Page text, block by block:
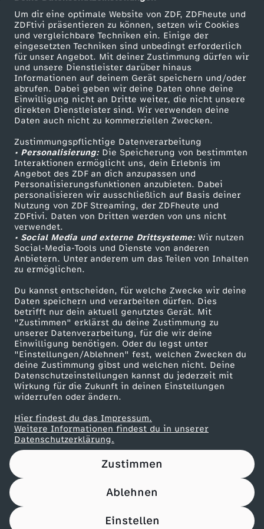
Um dir eine optimale Website von ZDF, ZDFheute und
ZDFtivi präsentieren zu können, setzen wir Cookies
und vergleichbare Techniken ein. Einige der
eingesetzten Techniken sind unbedingt erforderlich
für unser Angebot. Mit deiner Zustimmung dürfen wir
und unsere Dienstleister darüber hinaus
Informationen auf deinem Gerät speichern und/oder
abrufen. Dabei geben wir deine Daten ohne deine
Einwilligung nicht an Dritte weiter, die nicht unsere
direkten Dienstleister sind. Wir verwenden deine
Daten auch nicht zu kommerziellen Zwecken.
Zustimmungspflichtige Datenverarbeitung
• Personalisierung:Die Speicherung von bestimmten
Interaktionen ermöglicht uns, dein Erlebnis im
Angebot des ZDF an dich anzupassen und
Personalisierungsfunktionen anzubieten. Dabei
personalisieren wir ausschließlich auf Basis deiner
Nutzung von ZDF Streaming, der ZDFheute und
ZDFtivi. Daten von Dritten werden von uns nicht
verwendet.
• Social Media und externe Drittsysteme:Wir nutzen
Social-Media-Tools und Dienste von anderen
Anbietern. Unter anderem um das Teilen von Inhalten
zu ermöglichen.
Du kannst entscheiden, für welche Zwecke wir deine
Daten speichern und verarbeiten dürfen. Dies
betrifft nur dein aktuell genutztes Gerät. Mit
"Zustimmen" erklärst du deine Zustimmung zu
unserer Datenverarbeitung, für die wir deine
Einwilligung benötigen. Oder du legst unter
"Einstellungen/Ablehnen" fest, welchen Zwecken du
deine Zustimmung gibst und welchen nicht. Deine
Datenschutzeinstellungen kannst du jederzeit mit
Wirkung für die Zukunft in deinen Einstellungen
widerrufen oder ändern.
Hier findest du das Impressum.
Weitere Informationen findest du in unserer
Datenschutzerklärung.
Zustimmen
Ablehnen
Einstellen
Filtern
Mehr ZDF
ZDF-Apps
Smart TV
ZDFtext
Livestreams
Sendungen A-Z
TV-Programm
Service
ZDFmitreden
Kontakt zum ZDF
Tickets
Zuschauerservice
Hilfe
ZDF Unternehmen
Karriere
ZDF goes Schule
Werbefernsehen
Mainzelmännchen
Partner
Nutzungsbedingungen
Impressum